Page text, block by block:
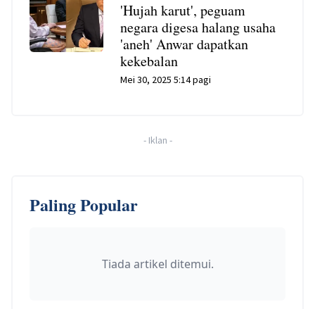
'Hujah karut', peguam
negara digesa halang usaha
'aneh' Anwar dapatkan
kekebalan
Mei 30, 2025 5:14 pagi
- Iklan -
Paling Popular
Tiada artikel ditemui.